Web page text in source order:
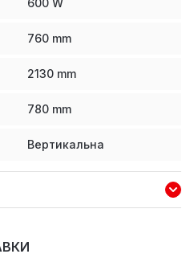
760 mm
2130 mm
780 mm
Вертикальна